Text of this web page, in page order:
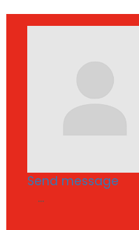
Send message
...